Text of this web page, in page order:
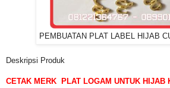
PEMBUATAN PLAT LABEL HIJAB
Deskripsi Produk
CETAK MERK
PLAT LOGAM UNTUK HIJAB